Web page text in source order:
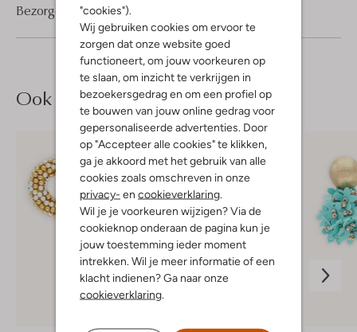
"cookies").
Wij gebruiken cookies om ervoor te
zorgen dat onze website goed
functioneert, om jouw voorkeuren op
te slaan, om inzicht te verkrijgen in
bezoekersgedrag en om een profiel op
te bouwen van jouw online gedrag voor
gepersonaliseerde advertenties. Door
op "Accepteer alle cookies" te klikken,
ga je akkoord met het gebruik van alle
cookies zoals omschreven in onze
privacy- en cookieverklaring
Wil je je voorkeuren wijzigen? Via de
cookieknop onderaan de pagina kun je
jouw toestemming ieder moment
intrekken. Wil je meer informatie of een
klacht indienen? Ga naar onze
cookieverklaring
Bezorgen & retourneren
Ook iets voor jou?